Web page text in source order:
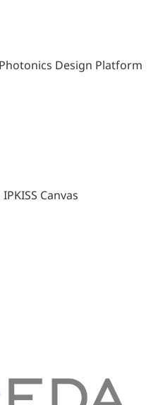
Design Platform
Canvas